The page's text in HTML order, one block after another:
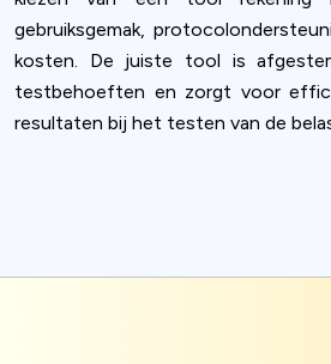
gebruiksgemak,
kosten. De juiste tool is
testbehoeften en zorgt voor
resultaten bij het testen van de
Accept